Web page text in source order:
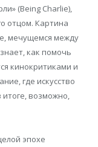
(Being Charlie),
отцом. Картина
мечущемся между
как помочь
кинокритиками и
где искусство
возможно,
эпохе